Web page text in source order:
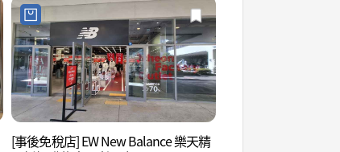
[事後免稅店] EW New Balance 樂天精